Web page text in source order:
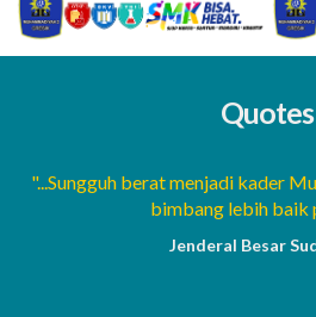
Quotes
"...Sungguh berat menjadi kader
bimbang lebih baik
Jenderal Besar